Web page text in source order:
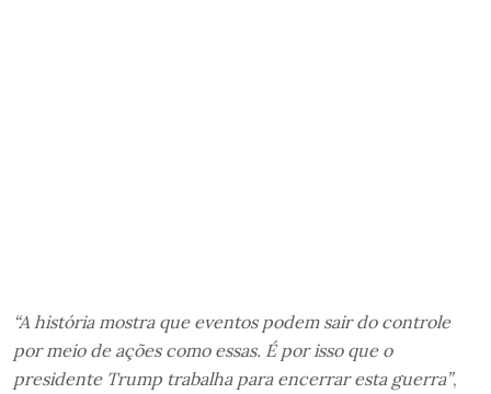
“A história mostra que eventos podem sair do controle
por meio de ações como essas. É por isso que o
presidente Trump trabalha para encerrar esta guerra”,